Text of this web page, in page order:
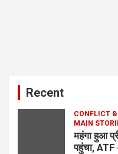
Recent
CONFLICT
MAIN
महंगा हुआ
पहुंचा,